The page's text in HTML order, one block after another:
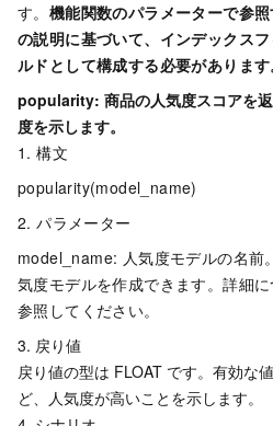
す。 機能関数のパラメーターで参
の説明に基づいて、インデックス
ルドとして構成する必要があります
popularity: 商品の人気度スコアを
度を示します。
1. 構文
popularity(model_name)
2. パラメーター
model_name: 人気度モデルの名前
気度モデルを作成できます。詳細に
参照してください。
3. 戻り値
戻り値の型は FLOAT です。有効な
ど、人気度が高いことを示します。